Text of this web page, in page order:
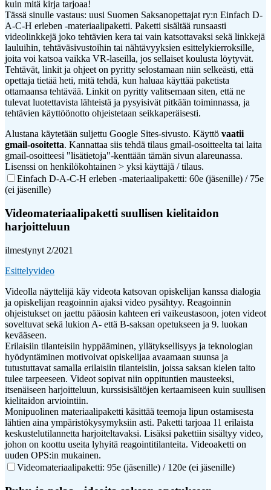
kuin mitä kirja tarjoaa!
Tässä sinulle vastaus: uusi Suomen Saksanopettajat ry:n Einfach D-
A-C-H erleben -materiaalipaketti. Paketti sisältää runsaasti
videolinkkejä joko tehtävien kera tai vain katsottavaksi sekä linkkejä
lauluihin, tehtäväsivustoihin tai nähtävyyksien esittelykierroksille,
joita voi katsoa vaikka VR-laseilla, jos sellaiset koulusta löytyvät.
Tehtävät, linkit ja ohjeet on pyritty selostamaan niin selkeästi, että
opettaja tietää heti, mitä tehdä, kun haluaa käyttää paketista
ottamaansa tehtävää. Linkit on pyritty valitsemaan siten, että ne
tulevat luotettavista lähteistä ja pysyisivät pitkään toiminnassa, ja
tehtävien käyttöönotto ohjeistetaan seikkaperäisesti.
Alustana käytetään suljettu Google Sites-sivusto. Käyttö vaatii
gmail-osoitetta. Kannattaa siis tehdä tilaus gmail-osoitteelta tai laita
gmail-osoitteesi "lisätietoja"-kenttään tämän sivun alareunassa.
Lisenssi on henkilökohtainen > yksi käyttäjä / tilaus.
Einfach D-A-C-H erleben -materiaalipaketti: 60e (jäsenille) / 75e
(ei jäsenille)
Videomateriaalipaketti suullisen kielitaidon
harjoitteluun
ilmestynyt 2/2021
Esittelyvideo
Videolla näyttelijä käy videota katsovan opiskelijan kanssa dialogia
ja opiskelijan reagoinnin ajaksi video pysähtyy. Reagoinnin
ohjeistukset on jaettu pääosin kahteen eri vaikeustasoon, joten videot
soveltuvat sekä lukion A- että B-saksan opetukseen ja 9. luokan
kevääseen.
Erilaisiin tilanteisiin hyppääminen, yllätyksellisyys ja teknologian
hyödyntäminen motivoivat opiskelijaa avaamaan suunsa ja
tutustuttavat samalla erilaisiin tilanteisiin, joissa saksan kielen taito
tulee tarpeeseen. Videot sopivat niin oppituntien mausteeksi,
itsenäiseen harjoitteluun, kurssisisältöjen kertaamiseen kuin suullisen
kielitaidon arviointiin.
Monipuolinen materiaalipaketti käsittää teemoja lipun ostamisesta
lähtien aina ympäristökysymyksiin asti. Paketti tarjoaa 11 erilaista
keskustelutilannetta harjoiteltavaksi. Lisäksi pakettiin sisältyy video,
johon on koottu useita lyhyitä reagointitilanteita. Videoaketti on
uuden OPS:in mukainen.
Videomateriaalipaketti: 95e (jäsenille) / 120e (ei jäsenille)